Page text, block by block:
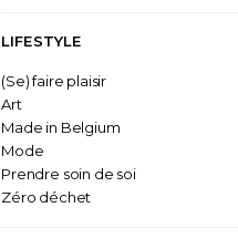
LIFESTYLE
(Se) faire plaisir
Art
Made in Belgium
Mode
Prendre soin de soi
Zéro déchet